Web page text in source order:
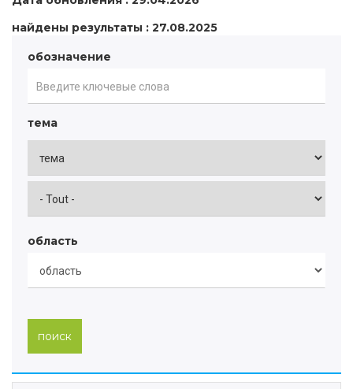
найдены результаты : 27.08.2025
обозначение
тема
область
поиск